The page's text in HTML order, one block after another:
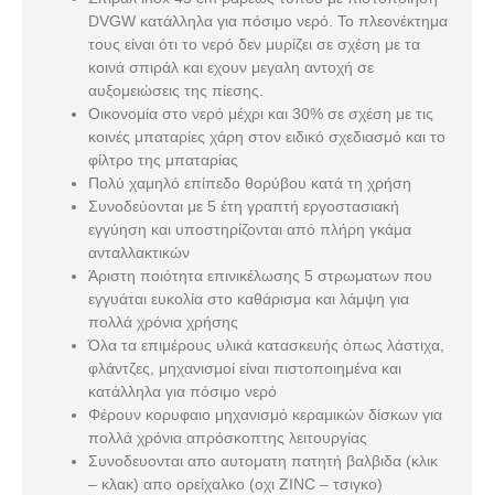
DVGW κατάλληλα για πόσιμο νερό. Το πλεονέκτημα
τους είναι ότι το νερό δεν μυρίζει σε σχέση με τα
κοινά σπιράλ και εχουν μεγαλη αντοχή σε
αυξομειώσεις της πίεσης.
Οικονομία στο νερό μέχρι και 30% σε σχέση με τις
κοινές μπαταρίες χάρη στον ειδικό σχεδιασμό και το
φίλτρο της μπαταρίας
Πολύ χαμηλό επίπεδο θορύβου κατά τη χρήση
Συνοδεύονται με 5 έτη γραπτή εργοστασιακή
εγγύηση και υποστηρίζονται από πλήρη γκάμα
ανταλλακτικών
Άριστη ποιότητα επινικέλωσης 5 στρωματων που
εγγυάται ευκολία στο καθάρισμα και λάμψη για
πολλά χρόνια χρήσης
Όλα τα επιμέρους υλικά κατασκευής όπως λάστιχα,
φλάντζες, μηχανισμοί είναι πιστοποιημένα και
κατάλληλα για πόσιμο νερό
Φέρουν κορυφαιο μηχανισμό κεραμικών δίσκων για
πολλά χρόνια απρόσκοπτης λειτουργίας
Συνοδευονται απο αυτοματη πατητή βαλβιδα (κλικ
– κλακ) απο ορείχαλκο (οχι ZINC – τσιγκο)